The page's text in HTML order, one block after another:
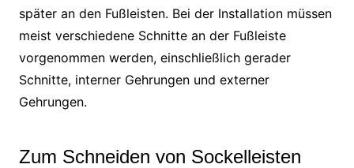
später an den Fußleisten. Bei der Installation müssen
meist verschiedene Schnitte an der Fußleiste
vorgenommen werden, einschließlich gerader
Schnitte, interner Gehrungen und externer
Gehrungen.
Zum Schneiden von Sockelleisten